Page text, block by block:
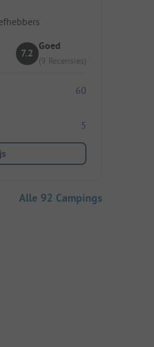
7.2
Goed
(9 Recensies)
60
5
Alle 92 Campings